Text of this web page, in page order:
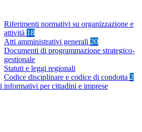
Riferimenti normativi su organizzazione e
attività 18
Atti amministrativi generali 20
Documenti di programmazione strategico-
gestionale
Statuti e leggi regionali
Codice disciplinare e codice di condotta 2
informativi per cittadini e imprese